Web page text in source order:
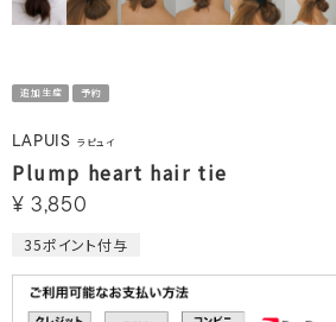
追加生産 予約
LAPUIS ラピュイ
Plump heart hair tie
¥ 3,850
35ポイント付与